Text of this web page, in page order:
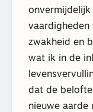
vaardigheden
zwakheid en
wat ik in de
dat de
nieuwe aarde